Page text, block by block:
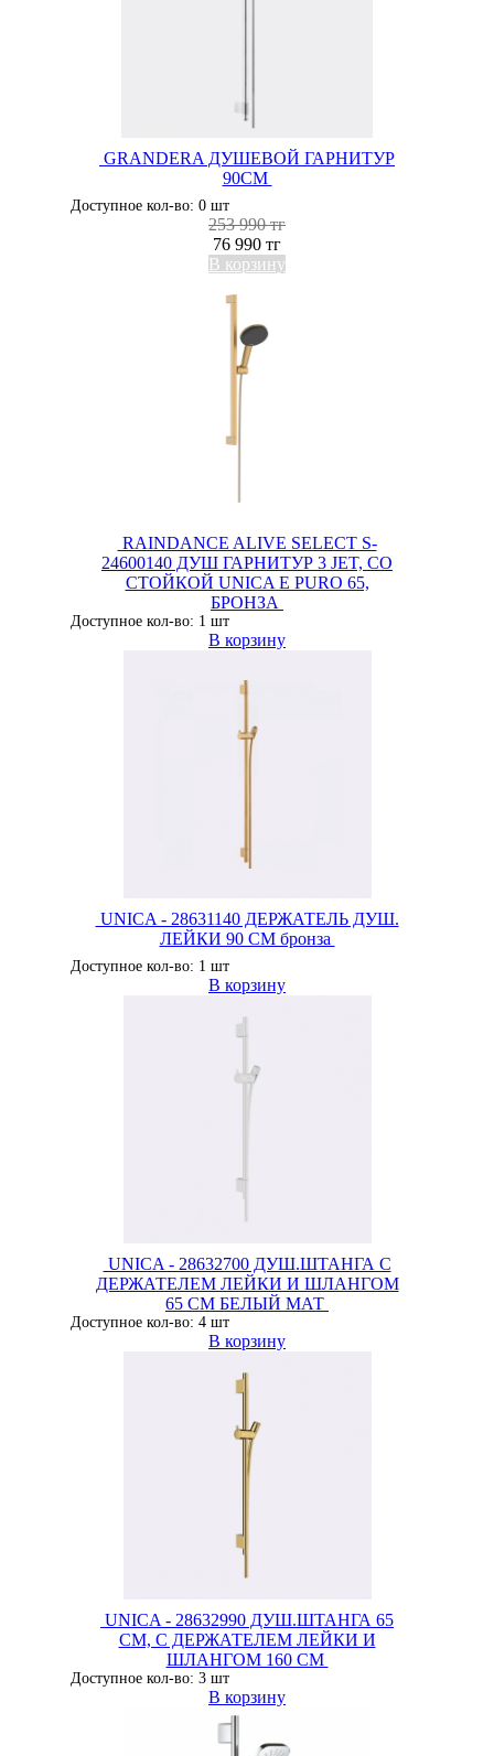
GRANDERA ДУШЕВОЙ ГАРНИТУР
90СМ
Доступное кол-во: 0 шт
253 990 тг
76 990 тг
В корзину
RAINDANCE ALIVE SELECT S-
24600140 ДУШ ГАРНИТУР 3 JET, СО
СТОЙКОЙ UNICA E PURO 65,
БРОНЗА
Доступное кол-во: 1 шт
В корзину
UNICA - 28631140 ДЕРЖАТЕЛЬ ДУШ.
ЛЕЙКИ 90 CM бронза
Доступное кол-во: 1 шт
В корзину
UNICA - 28632700 ДУШ.ШТАНГА С
ДЕРЖАТЕЛЕМ ЛЕЙКИ И ШЛАНГОМ
65 CM БЕЛЫЙ МАТ
Доступное кол-во: 4 шт
В корзину
UNICA - 28632990 ДУШ.ШТАНГА 65
CM, С ДЕРЖАТЕЛЕМ ЛЕЙКИ И
ШЛАНГОМ 160 CM
Доступное кол-во: 3 шт
В корзину